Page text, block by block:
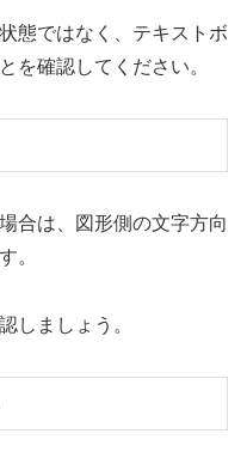
態ではなく、テキストボ
を確認してください。
合は、図形側の文字方向
。
しましょう。